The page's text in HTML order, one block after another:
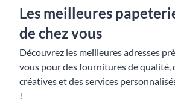
Les meilleures
de chez vous
Découvrez les meilleures adresses
vous pour des fournitures de qualité,
créatives et des services
!